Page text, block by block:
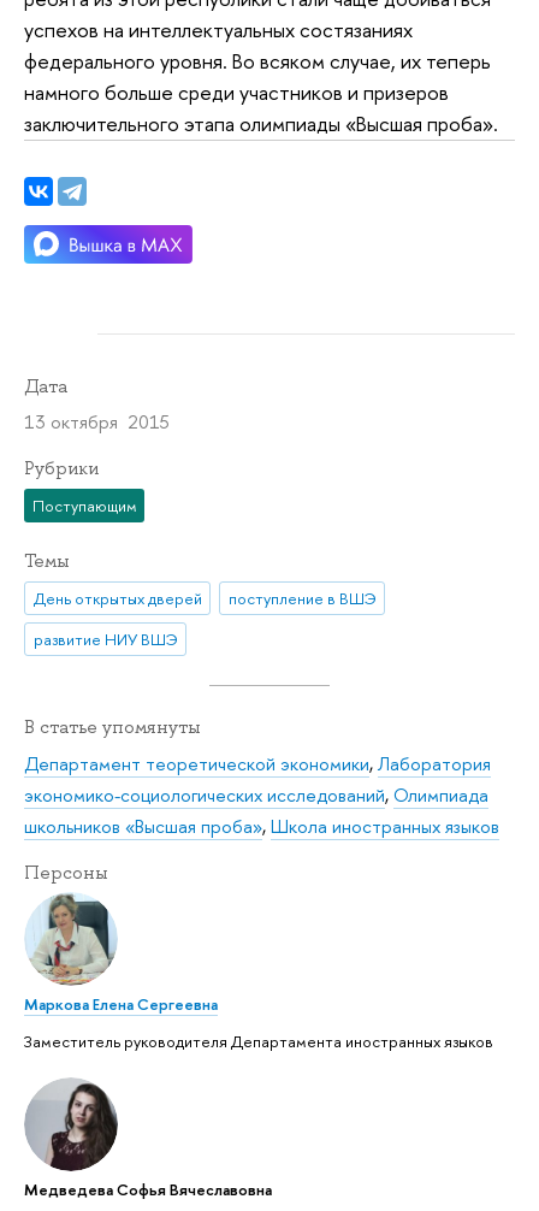
успехов на интеллектуальных состязаниях
федерального уровня. Во всяком случае, их теперь
намного больше среди участников и призеров
заключительного этапа олимпиады «Высшая проба».
Дата
13 октября 2015
Рубрики
Поступающим
Темы
День открытых дверей
поступление в ВШЭ
развитие НИУ ВШЭ
В статье упомянуты
Департамент теоретической экономики,Лаборатория
экономико-социологических исследований,Олимпиада
школьников «Высшая проба»,Школа иностранных языков
Персоны
Маркова Елена Сергеевна
Заместитель руководителя Департамента иностранных языков
Медведева Софья Вячеславовна